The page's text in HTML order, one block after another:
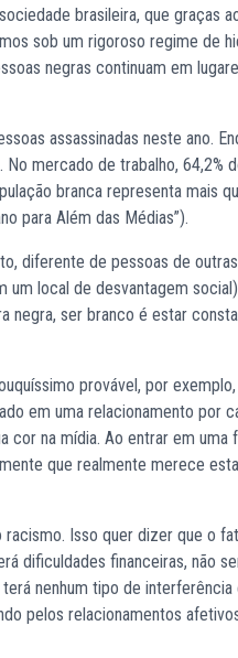
brasileira, que graças
sob um rigoroso regime de
negras continuam em
assassinadas neste ano.
mercado de trabalho, 64,2%
branca representa mais
para Além das Médias”).
diferente de pessoas de
um local de desvantagem
negra, ser branco é estar
provável, por
em uma relacionamento por
na mídia. Ao entrar em uma
que realmente merece
Isso quer dizer que o
dificuldades financeiras, não
nenhum tipo de interferência
pelos relacionamentos